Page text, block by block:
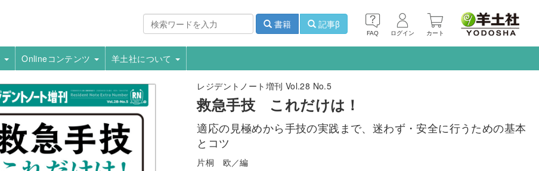
FAQ ログイン カート
書籍 記事β
Onlineコンテンツ 羊土社について
レジデントノート増刊 Vol.28 No.5
救急手技 これだけは！
適応の見極めから手技の実践まで、迷わず・安全に行うための基本
とコツ
片桐 欧／編